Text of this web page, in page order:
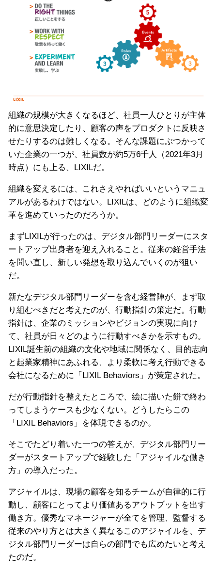
組織の規模が大きくなるほど、社員一人ひとりが主体
的に意思決定したり、顧客の声をプロダクトに反映さ
せたりするのは難しくなる。そんな課題にぶつかって
いた企業の一つが、社員数が約5万6千人（2021年3月
時点）にも上る、LIXILだ。
組織を変えるには、これさえやればいいというマニュ
アルがあるわけではない。LIXILは、どのように組織変
革を進めていったのだろうか。
まずLIXILが行ったのは、デジタル部門リーダーにスタ
ートアップ出身者を迎え入れること。従来の経営手法
を問い直し、新しい発想を取り込んでいくのが狙い
だ。
新たなデジタル部門リーダーを含む経営陣が、まず取
り組むべきだと考えたのが、行動指針の策定だ。行動
指針は、企業のミッションやビジョンの実現に向け
て、社員が日々どのように行動すべきかを示すもの。
LIXIL誕生前の組織の文化や地域に関係なく、目的志向
と起業家精神にあふれる、より柔軟に考え行動できる
会社になるために「LIXIL Behaviors」が策定された。
だが行動指針を整えたところで、絵に描いた餅で終わ
ってしまうケースも少なくない。どうしたらこの
「LIXIL Behaviors」を体現できるのか。
そこでたどり着いた一つの答えが、デジタル部門リー
ダーがスタートアップで経験した「アジャイルな働き
方」の導入だった。
アジャイルは、現場の顧客を知るチームが自律的に行
動し、顧客にとってより価値あるアウトプットを出す
働き方。優秀なマネージャーが全てを管理、監督する
従来のやり方とは大きく異なるこのアジャイルを、デ
ジタル部門リーダーは自らの部門でも広めたいと考え
たのだ。